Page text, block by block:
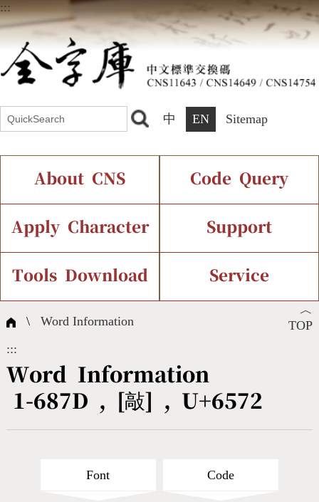
:::
中 EN Sitemap
About CNS
Introduction Current Status
Chinese Code Status
Terms
International Org.
Code Query
IDS Query
Components Query
Composite Query
Bopomofo Query
Cang-Jie Query
Apply Character
Application Process
Support
Font Instant Display
Character Creation
CNS Authorization
Tools Download
Character Create Tools
Fonts Download
Service
FAQ
Satisfaction Survey
︿
TOP
\Word Information
:::
Word Information
1-687D , [敲] , U+6572
Font Code